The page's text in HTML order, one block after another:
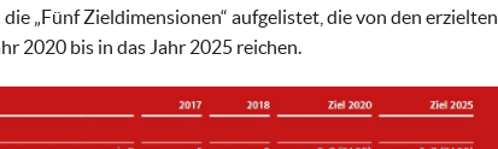
die „Fünf Zieldimensionen“ aufgelistet, die von den erzielten
2020 bis in das Jahr 2025 reichen.